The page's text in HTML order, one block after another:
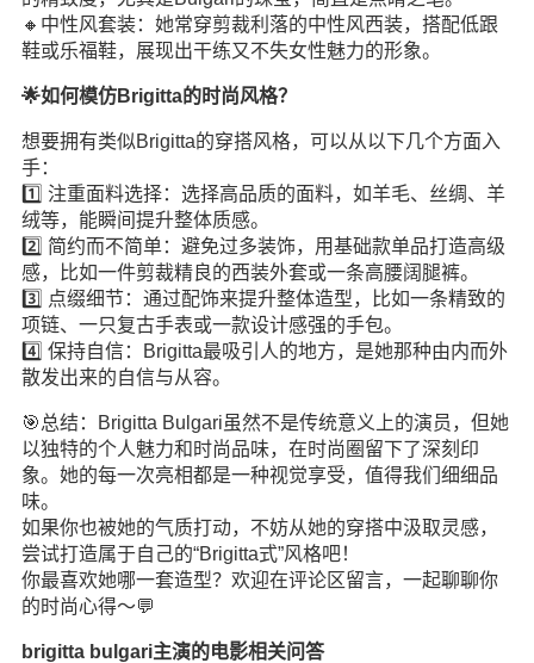
🔸中性风套装：她常穿剪裁利落的中性风西装，搭配低跟
鞋或乐福鞋，展现出干练又不失女性魅力的形象。
🌟如何模仿Brigitta的时尚风格？
想要拥有类似Brigitta的穿搭风格，可以从以下几个方面入
手：
1️⃣ 注重面料选择：选择高品质的面料，如羊毛、丝绸、羊
绒等，能瞬间提升整体质感。
2️⃣ 简约而不简单：避免过多装饰，用基础款单品打造高级
感，比如一件剪裁精良的西装外套或一条高腰阔腿裤。
3️⃣ 点缀细节：通过配饰来提升整体造型，比如一条精致的
项链、一只复古手表或一款设计感强的手包。
4️⃣ 保持自信：Brigitta最吸引人的地方，是她那种由内而外
散发出来的自信与从容。
🎯总结：Brigitta Bulgari虽然不是传统意义上的演员，但她
以独特的个人魅力和时尚品味，在时尚圈留下了深刻印
象。她的每一次亮相都是一种视觉享受，值得我们细细品
味。
如果你也被她的气质打动，不妨从她的穿搭中汲取灵感，
尝试打造属于自己的“Brigitta式”风格吧！
你最喜欢她哪一套造型？欢迎在评论区留言，一起聊聊你
的时尚心得～💬
brigitta bulgari主演的电影相关问答